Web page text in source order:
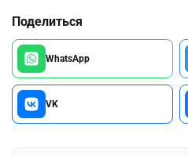
Поделиться
WhatsApp
VK